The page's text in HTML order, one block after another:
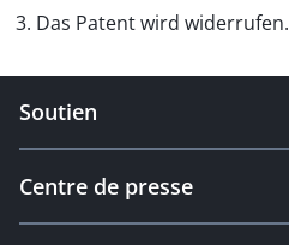
3. Das Patent wird widerrufen.
Soutien
Centre de presse